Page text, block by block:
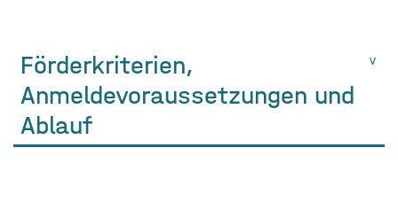
Förderkriterien,
Anmeldevoraussetzungen und
Ablauf